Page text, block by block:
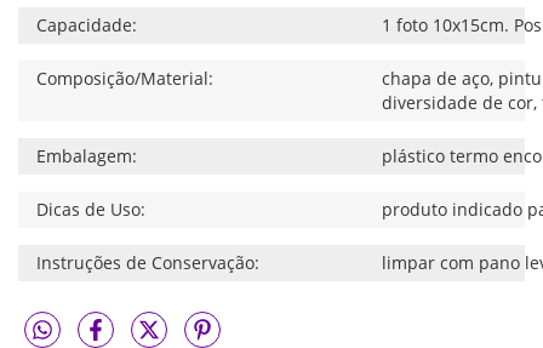
Capacidade: 1 foto 10x15cm.
Composição/Material:
chapa de aço,
diversidade de
Embalagem: plástico termo
Dicas de Uso: produto indicado
Instruções de Conservação: limpar com pano